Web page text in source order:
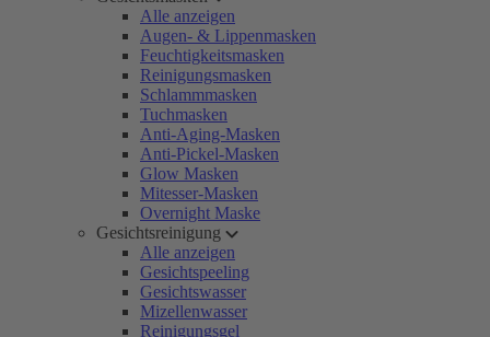
Alle anzeigen
Augen- & Lippenmasken
Feuchtigkeitsmasken
Reinigungsmasken
Schlammmasken
Tuchmasken
Anti-Aging-Masken
Anti-Pickel-Masken
Glow Masken
Mitesser-Masken
Overnight Maske
Gesichtsreinigung
Alle anzeigen
Gesichtspeeling
Gesichtswasser
Mizellenwasser
Reinigungsgel